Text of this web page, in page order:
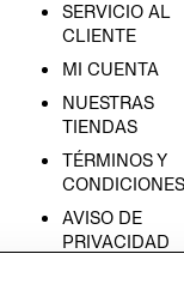
SERVICIO AL
CLIENTE
MI CUENTA
NUESTRAS
TIENDAS
TÉRMINOS Y
CONDICIONES
AVISO DE
PRIVACIDAD